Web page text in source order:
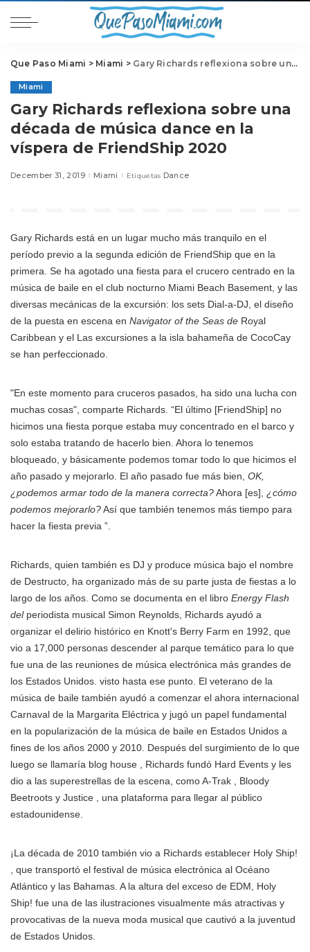
Que Paso Miami > Miami > Gary Richards reflexiona sobre una década de música dance en la víspera de FriendShip 2020
Miami
Gary Richards reflexiona sobre una
década de música dance en la
víspera de FriendShip 2020
December 31, 2019 Miami Etiquetas Dance
Gary Richards está en un lugar mucho más tranquilo en el
período previo a la segunda edición de FriendShip que en la
primera. Se ha agotado una fiesta para el crucero centrado en la
música de baile en el club nocturno Miami Beach Basement, y las
diversas mecánicas de la excursión: los sets Dial-a-DJ, el diseño
de la puesta en escena en Navigator of the Seas de Royal
Caribbean y el Las excursiones a la isla bahameña de CocoCay
se han perfeccionado.
"En este momento para cruceros pasados, ha sido una lucha con
muchas cosas", comparte Richards. “El último [FriendShip] no
hicimos una fiesta porque estaba muy concentrado en el barco y
solo estaba tratando de hacerlo bien. Ahora lo tenemos
bloqueado, y básicamente podemos tomar todo lo que hicimos el
año pasado y mejorarlo. El año pasado fue más bien, OK,
¿podemos armar todo de la manera correcta?Ahora [es], ¿cómo
podemos mejorarlo?Así que también tenemos más tiempo para
hacer la fiesta previa ”.
Richards, quien también es DJ y produce música bajo el nombre
de Destructo, ha organizado más de su parte justa de fiestas a lo
largo de los años. Como se documenta en el libro Energy Flash
delperiodista musical Simon Reynolds, Richards ayudó a
organizar el delirio histórico en Knott's Berry Farm en 1992, que
vio a 17,000 personas descender al parque temático para lo que
fue una de las reuniones de música electrónica más grandes de
los Estados Unidos. visto hasta ese punto. El veterano de la
música de baile también ayudó a comenzar el ahora internacional
Carnaval de la Margarita Eléctrica y jugó un papel fundamental
en la popularización de la música de baile en Estados Unidos a
fines de los años 2000 y 2010. Después del surgimiento de lo que
luego se llamaría blog house , Richards fundó Hard Events y les
dio a las superestrellas de la escena, como A-Trak , Bloody
Beetroots y Justice , una plataforma para llegar al público
estadounidense.
¡La década de 2010 también vio a Richards establecer Holy Ship!
, que transportó el festival de música electrónica al Océano
Atlántico y las Bahamas. A la altura del exceso de EDM, Holy
Ship! fue una de las ilustraciones visualmente más atractivas y
provocativas de la nueva moda musical que cautivó a la juventud
de Estados Unidos.